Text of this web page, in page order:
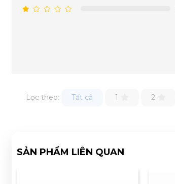
Lọc theo: Tất cả 1 2
SẢN PHẨM LIÊN QUAN